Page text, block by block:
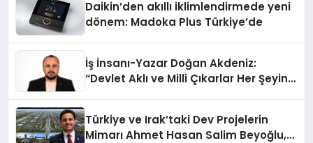
Daikin’den akıllı iklimlendirmede yeni
dönem: Madoka Plus Türkiye’de
İş İnsanı-Yazar Doğan Akdeniz:
“Devlet Aklı ve Milli Çıkarlar Her Şeyin
Türkiye ve Irak’taki Dev Projelerin
Mimarı Ahmet Hasan Salim Beyoğlu,